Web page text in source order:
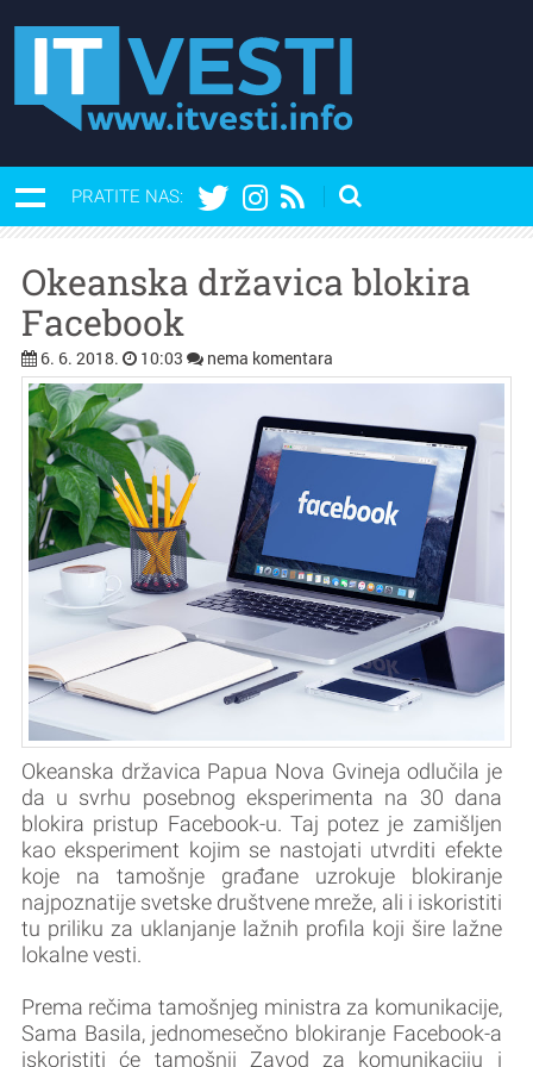
PRATITE NAS:
Okeanska državica blokira
Facebook
6. 6. 2018. 10:03 nema komentara
Okeanska državica Papua Nova Gvineja odlučila je
da u svrhu posebnog eksperimenta na 30 dana
blokira pristup Facebook-u. Taj potez je zamišljen
kao eksperiment kojim se nastojati utvrditi efekte
koje na tamošnje građane uzrokuje blokiranje
najpoznatije svetske društvene mreže, ali i iskoristiti
tu priliku za uklanjanje lažnih profila koji šire lažne
lokalne vesti.
Prema rečima tamošnjeg ministra za komunikacije,
Sama Basila, jednomesečno blokiranje Facebook-a
iskoristiti će tamošnji Zavod za komunikaciju i